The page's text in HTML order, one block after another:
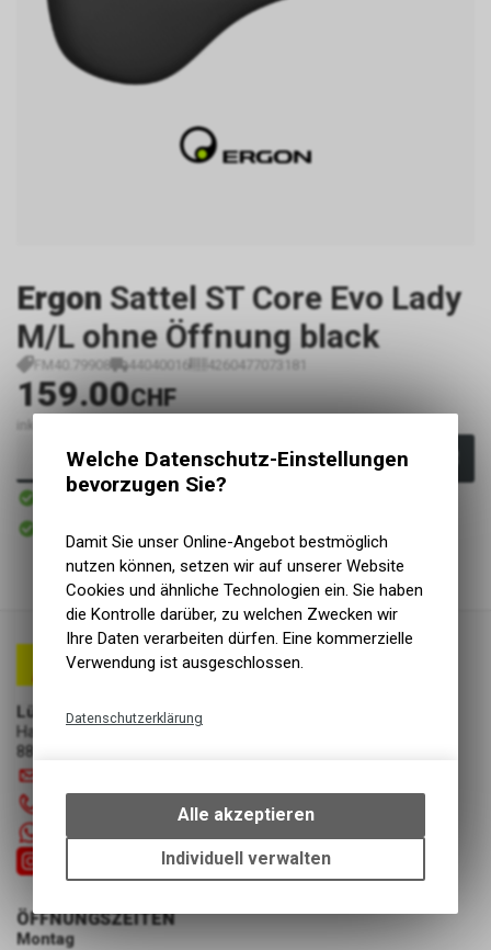
Ergon Sattel ST Core Evo Lady
M/L ohne Öffnung black
FM40.79908 44040016 4260477073181
159.00CHF
inkl. MwSt., zzgl.
In den Warenkorb
Sofort verfügbar
Abholung Lüscher Motor- & Bike World
Lüscher Motor- & Bike World
Hauptstrasse 29a
8867 Niederurnen
+41 55 6103131
ÖFFNUNGSZEITEN
Montag
Welche Datenschutz-Einstellungen
bevorzugen Sie?
Damit Sie unser Online-Angebot bestmöglich
nutzen können, setzen wir auf unserer Website
Cookies und ähnliche Technologien ein. Sie haben
die Kontrolle darüber, zu welchen Zwecken wir
Ihre Daten verarbeiten dürfen. Eine kommerzielle
Verwendung ist ausgeschlossen.
Datenschutzerklärung
bestimmte Interaktionen und
Einstellungen auf Ihrem Gerät,
um die grundlegenden
Funktionen unseres Online-
Alle akzeptieren
Individuell verwalten